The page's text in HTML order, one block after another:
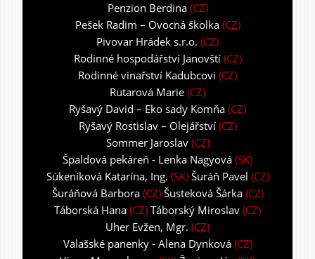
Penzion Berdina(CZ)
Pešek Radim – Ovocná školka(CZ)
Pivovar Hrádek s.r.o. (CZ)
Rodinné hospodářství Janovští (CZ)
Rodinné vinařství Kadubcovi (CZ)
Rutarová Marie (CZ)
Ryšavý David – Eko sady Komňa (CZ)
Ryšavý Rostislav – Olejářství(CZ)
Sommer Jaroslav(CZ)
Špaldová pekáreň - Lenka Nagyová (SK)
Súkeníková Katarína, Ing. (SK) Šuráň Pavel (CZ)
Šuráňová Barbora(CZ) Šusteková Šárka(CZ)
Táborská Hana (CZ) Táborský Miroslav (CZ)
Uher Evžen, Mgr. (CZ)
Valašské panenky - Alena Dynková(CZ)